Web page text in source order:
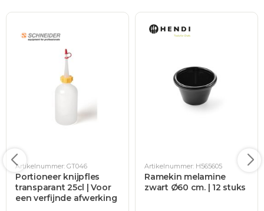
Artikelnummer: GT046
Portioneer knijpfles
transparant 25cl | Voor
een verfijnde afwerking
Artikelnummer: H565605
Ramekin melamine
zwart Ø60 cm. | 12 stuks